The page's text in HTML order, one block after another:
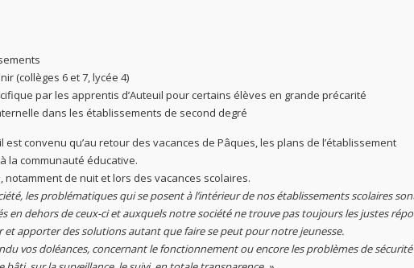
(collèges 6 et 7, lycée 4)
par les apprentis d’Auteuil pour certains élèves en grande précarité
dans les établissements de second degré
est convenu qu’au retour des vacances de Pâques, les plans de l’établissement
la communauté éducative.
de nuit et lors des vacances scolaires.
les problématiques qui se posent à l’intérieur de nos établissements scolaires
en dehors de ceux-ci et auxquels notre société ne trouve pas toujours les justes
et apporter des solutions autant que faire se peut pour notre jeunesse.
vos doléances, concernant le fonctionnement ou encore les problèmes de